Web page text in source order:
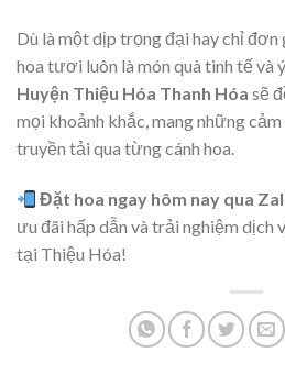
Dù là một dịp trọng đại hay chỉ đơn
hoa tươi luôn là món quà tinh tế và
Huyện Thiệu Hóa Thanh Hóa sẽ
mọi khoảnh khắc, mang những
truyền tải qua từng cánh hoa.
Đặt hoa ngay hôm nay qua
ưu đãi hấp dẫn và trải nghiệm dịch
tại Thiệu Hóa!